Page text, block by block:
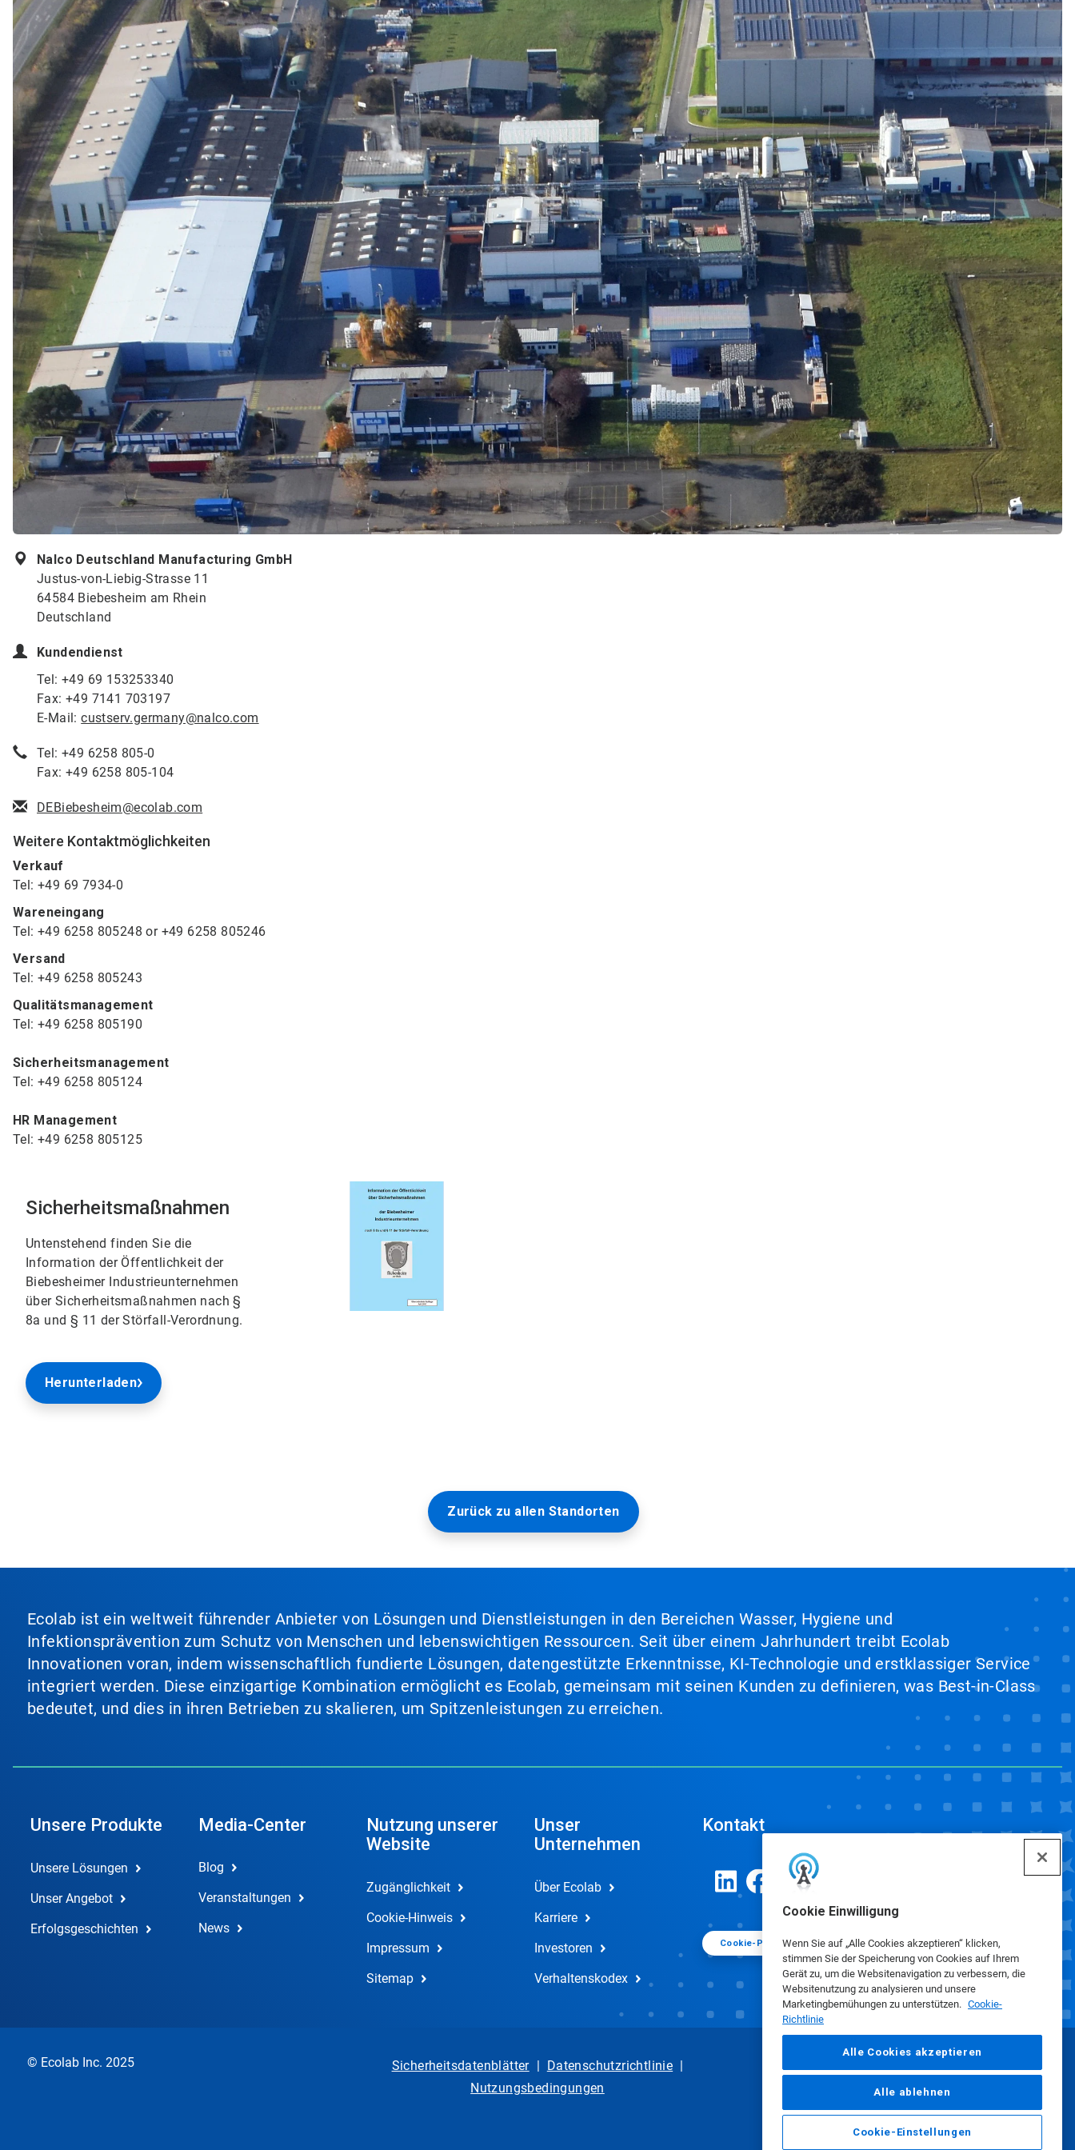
Cookie Einwilligung
Wenn Sie auf „Alle Cookies akzeptieren“ klicken,
stimmen Sie der Speicherung von Cookies auf Ihrem
Gerät zu, um die Websitenavigation zu verbessern, die
Websitenutzung zu analysieren und unsere
Marketingbemühungen zu unterstützen. Cookie-
Richtlinie
Alle Cookies akzeptieren
Alle ablehnen
Cookie-Einstellungen
Nalco Deutschland Manufacturing GmbH
Justus-von-Liebig-Strasse 11
64584 Biebesheim am Rhein
Deutschland
Kundendienst
Tel: +49 69 153253340
Fax: +49 7141 703197
E-Mail:custserv.germany@nalco.com
Tel: +49 6258 805-0
Fax: +49 6258 805-104
DEBiebesheim@ecolab.com
Weitere Kontaktmöglichkeiten
Verkauf
Tel: +49 69 7934-0
Wareneingang
Tel: +49 6258 805248 or +49 6258 805246
Versand
Tel: +49 6258 805243
Qualitätsmanagement
Tel: +49 6258 805190
Sicherheitsmanagement
Tel: +49 6258 805124
HR Management
Tel: +49 6258 805125
Sicherheitsmaßnahmen
Untenstehend finden Sie die
Information der Öffentlichkeit der
Biebesheimer Industrieunternehmen
über Sicherheitsmaßnahmen nach §
8a und § 11 der Störfall-Verordnung.
Herunterladen
Zurück zu allen Standorten
Ecolab ist ein weltweit führender Anbieter von Lösungen und Dienstleistungen in den Bereichen Wasser, Hygiene und
Infektionsprävention zum Schutz von Menschen und lebenswichtigen Ressourcen. Seit über einem Jahrhundert treibt Ecolab
Innovationen voran, indem wissenschaftlich fundierte Lösungen, datengestützte Erkenntnisse, KI-Technologie und erstklassiger Service
integriert werden. Diese einzigartige Kombination ermöglicht es Ecolab, gemeinsam mit seinen Kunden zu definieren, was Best-in-Class
bedeutet, und dies in ihren Betrieben zu skalieren, um Spitzenleistungen zu erreichen.
Unsere Produkte
Unsere Lösungen
Unser Angebot
Erfolgsgeschichten
Media-Center
Blog
Veranstaltungen
News
Nutzung unserer
Website
Zugänglichkeit
Cookie-Hinweis
Impressum
Sitemap
Unser
Unternehmen
Über Ecolab
Karriere
Investoren
Verhaltenskodex
Kontakt
Cookie-Präferenzen
© Ecolab Inc. 2025 Sicherheitsdatenblätter| Datenschutzrichtlinie |
Nutzungsbedingungen